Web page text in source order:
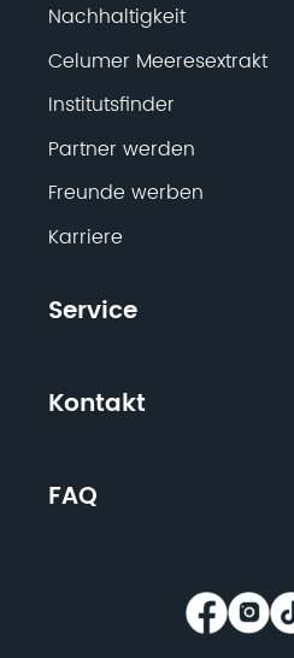
Nachhaltigkeit
Celumer Meeresextrakt
Institutsfinder
Partner werden
Freunde werben
Karriere
Service
Kontakt
FAQ